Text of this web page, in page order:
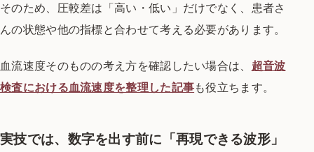
そのため、圧較差は「高い・低い」だけでなく、患者さ
んの状態や他の指標と合わせて考える必要があります。
血流速度そのものの考え方を確認したい場合は、 超音波
検査における血流速度を整理した記事も役立ちます。
実技では、数字を出す前に「再現できる波形」